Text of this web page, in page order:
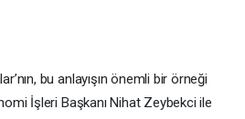
bu anlayışın önemli bir örneği
İşleri Başkanı Nihat Zeybekci ile